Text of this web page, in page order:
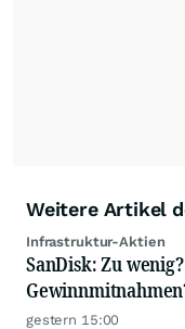
Weitere Artikel
Infrastruktur-Aktien
SanDisk: Zu
gestern 15:00